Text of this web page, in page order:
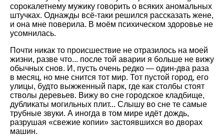
сорокалетнему мужику говорить о всяких аномальных
штучках. Однажды всё-таки решился рассказать жене,
и она мне поверила. В моём психическом здоровье не
усомнилась.
Почти никак то происшествие не отразилось на моей
жизни, разве что... после той аварии я больше не вижу
обычных снов. И, пусть очень редко — один-два раза
в месяц, но мне снится тот мир. Тот пустой город, его
улицы, будто выжженный парк, где как столбы стоят
стволы деревьев. Вижу во сне городское кладбище,
дубликаты могильных плит... Слышу во сне те самые
трубные звуки. А иногда в том мире идёт дождь,
разрушая «свежие копии» застоявшихся во дворах
машин.